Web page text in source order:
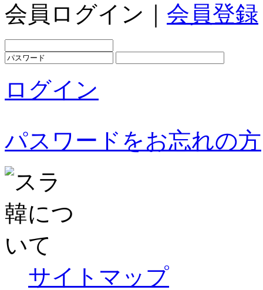
会員ログイン｜ 会員登録
ログイン
パスワードをお忘れの方
サイトマップ